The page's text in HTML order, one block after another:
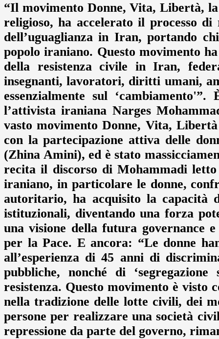
“Il movimento Donne, Vita, Libertà,
religioso, ha accelerato il processo
dell’uguaglianza in Iran, portando
popolo iraniano. Questo movimento
della resistenza civile in Iran,
insegnanti, lavoratori, diritti umani,
essenzialmente sul
l’attivista iraniana Narges
vasto movimento Donne, Vita,
con la partecipazione attiva delle
(Zhina Amini), ed è stato
recita il discorso di Mohammadi
iraniano, in particolare le donne,
autoritario, ha acquisito la capacità
istituzionali, diventando una forza
una visione della futura governance
per la Pace. E ancora: “Le donne
all’esperienza di 45 anni di
pubbliche, nonché di
resistenza. Questo movimento è visto
nella tradizione delle lotte civili, dei
persone per realizzare una società
repressione da parte del governo,